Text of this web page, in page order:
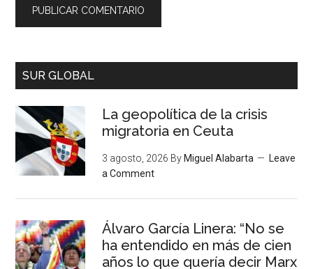
SUR GLOBAL
La geopolítica de la crisis
migratoria en Ceuta
3 agosto, 2026 By Miguel Alabarta
Leave
a Comment
Álvaro García Linera: “No se
ha entendido en más de cien
años lo que quería decir Marx